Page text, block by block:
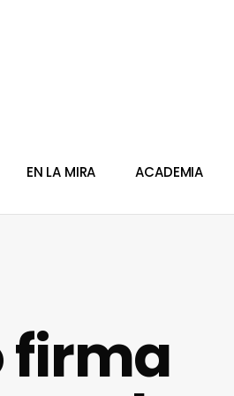
EN LA MIRA ACADEMIA
firma